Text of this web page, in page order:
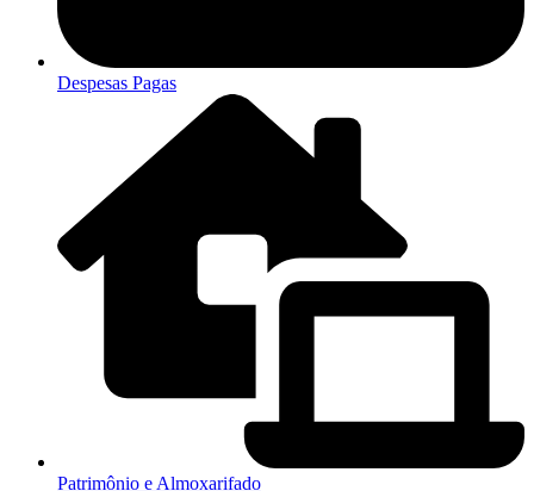
Despesas Pagas
Patrimônio e Almoxarifado